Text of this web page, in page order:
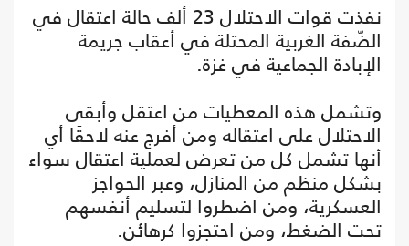
نفذت قوات الاحتلال 23 ألف حالة اعتقال في
الضّفة الغربية المحتلة في أعقاب جريمة
الإبادة الجماعية في غزة.
وتشمل هذه المعطيات من اعتقل وأبقى
الاحتلال على اعتقاله ومن أفرج عنه لاحقًا أي
أنها تشمل كل من تعرض لعملية اعتقال سواء
بشكل منظم من المنازل، وعبر الحواجز
العسكرية، ومن اضطروا لتسليم أنفسهم
تحت الضغط، ومن احتجزوا كرهائن.